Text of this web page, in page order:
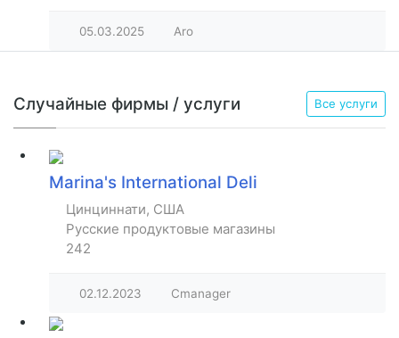
05.03.2025 Aro
Случайные фирмы / услуги Все услуги
Marina's International Deli
Цинциннати, США
Русские продуктовые магазины
242
02.12.2023 Cmanager